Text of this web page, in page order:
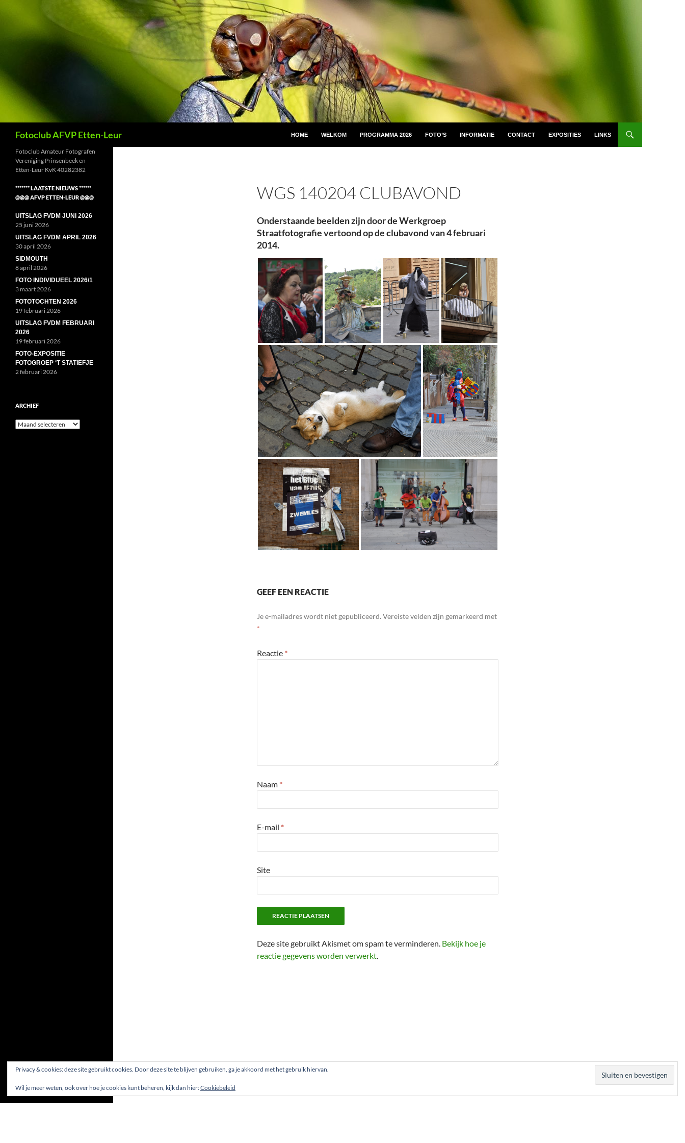
Fotoclub AFVP Etten-Leur HOME WELKOM PROGRAMMA 2026 FOTO’S INFORMATIE CONTACT EXPOSITIES LINKS
WGS 140204 CLUBAVOND
Onderstaande beelden zijn door de Werkgroep
Straatfotografie vertoond op de clubavond van 4 februari
2014.
GEEF EEN REACTIE
Je e-mailadres wordt niet gepubliceerd. Vereiste velden zijn gemarkeerd met
*
Reactie *
Naam *
E-mail *
Site
Deze site gebruikt Akismet om spam te verminderen. Bekijk hoe je
reactie gegevens worden verwerkt.
Fotoclub Amateur Fotografen
Vereniging Prinsenbeek en
Etten-Leur KvK 40282382
******* LAATSTE NIEUWS ******
@@@ AFVP ETTEN-LEUR @@@
UITSLAG FVDM JUNI 2026
25 juni 2026
UITSLAG FVDM APRIL 2026
30 april 2026
SIDMOUTH
8 april 2026
FOTO INDIVIDUEEL 2026/1
3 maart 2026
FOTOTOCHTEN 2026
19 februari 2026
UITSLAG FVDM FEBRUARI
2026
19 februari 2026
FOTO-EXPOSITIE
FOTOGROEP ‘T STATIEFJE
2 februari 2026
ARCHIEF
Archief
Privacy & cookies: deze site gebruikt cookies. Door deze site te blijven gebruiken, ga je akkoord met het gebruik hiervan.
Wil je meer weten, ook over hoe je cookies kunt beheren, kijk dan hier:Cookiebeleid